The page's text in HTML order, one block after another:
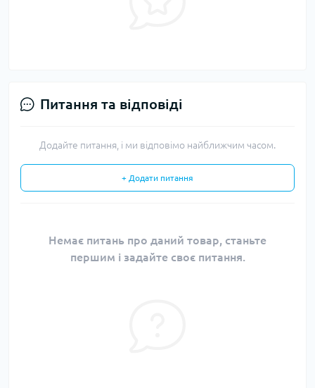
Питання та відповіді
Додайте питання, і ми відповімо найближчим часом.
+ Додати питання
Немає питань про даний товар, станьте
першим і задайте своє питання.